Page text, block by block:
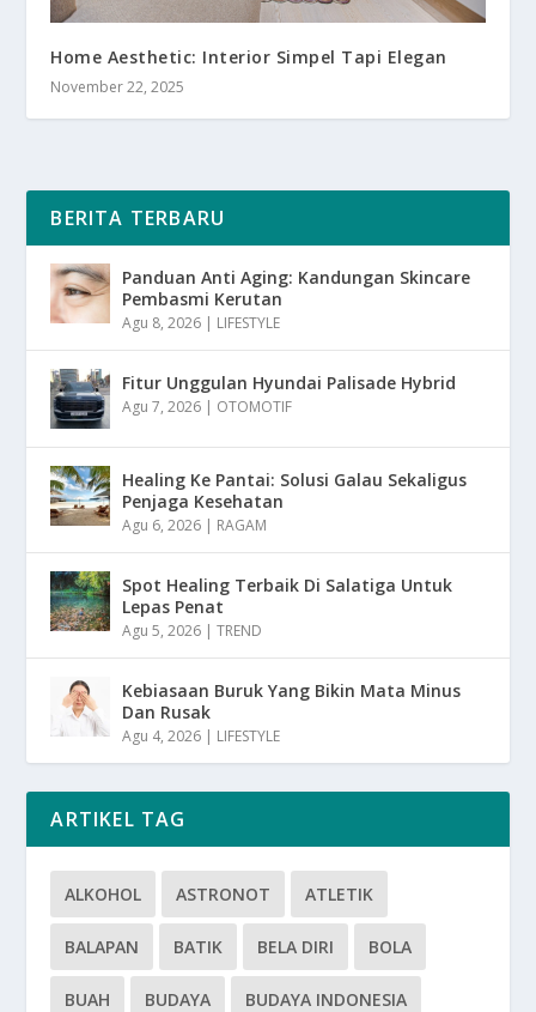
Home Aesthetic: Interior Simpel Tapi Elegan
November 22, 2025
BERITA TERBARU
Panduan Anti Aging: Kandungan Skincare
Pembasmi Kerutan
Agu 8, 2026 | LIFESTYLE
Fitur Unggulan Hyundai Palisade Hybrid
Agu 7, 2026 | OTOMOTIF
Healing Ke Pantai: Solusi Galau Sekaligus
Penjaga Kesehatan
Agu 6, 2026 | RAGAM
Spot Healing Terbaik Di Salatiga Untuk
Lepas Penat
Agu 5, 2026 |TREND
Kebiasaan Buruk Yang Bikin Mata Minus
Dan Rusak
Agu 4, 2026 | LIFESTYLE
ARTIKEL TAG
ALKOHOL ASTRONOT ATLETIK
BALAPAN BATIK BELA DIRI BOLA
BUAH BUDAYA BUDAYA INDONESIA